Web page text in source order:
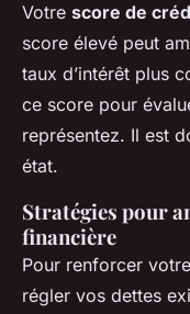
Votre score de
score élevé peut
taux d’intérêt plus
ce score pour
représentez. Il est
état.
Stratégies pour
financière
Pour renforcer
régler vos dettes